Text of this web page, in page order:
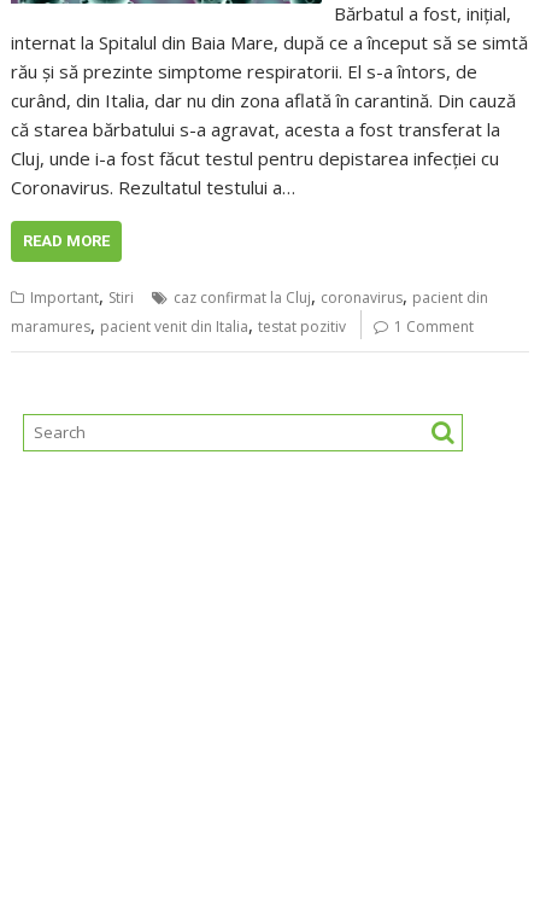
Bărbatul a fost, inițial,
internat la Spitalul din Baia Mare, după ce a început să se simtă
rău și să prezinte simptome respiratorii. El s-a întors, de
curând, din Italia, dar nu din zona aflată în carantină. Din cauză
că starea bărbatului s-a agravat, acesta a fost transferat la
Cluj, unde i-a fost făcut testul pentru depistarea infecției cu
Coronavirus. Rezultatul testului a…
READ MORE
Important, Stiri caz confirmat la Cluj, coronavirus, pacient din
maramures, pacient venit din Italia,testat pozitiv 1 Comment